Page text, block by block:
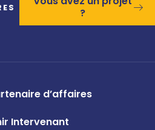
?
d’affaires
Intervenant